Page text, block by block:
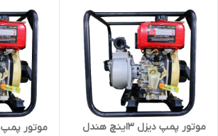
موتور پمپ دیزل 3اینچ هندل